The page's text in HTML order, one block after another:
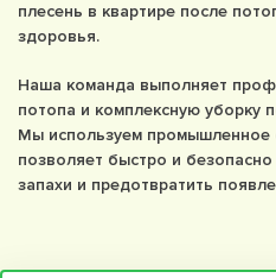
плесень в квартире после
здоровья.
Наша команда выполняет
потопа и комплексную уборку
Мы используем промышленное
позволяет быстро и безопасно
запахи и предотвратить